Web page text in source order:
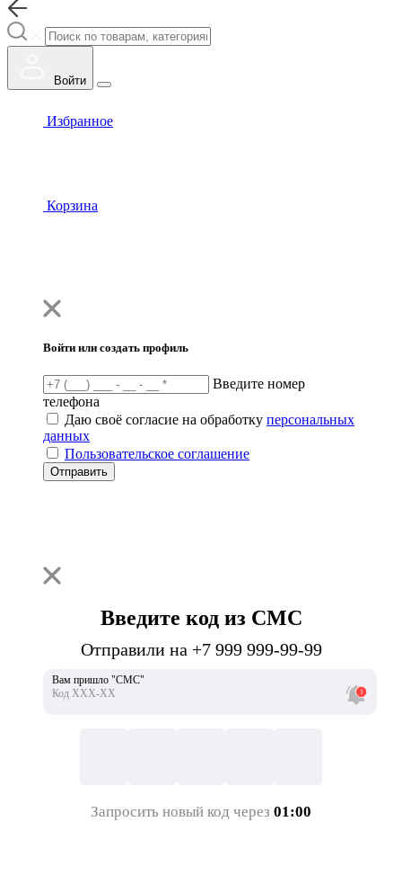
Войти
Избранное
Корзина
Войти или создать профиль
Введите номер
телефона
Даю своё согласие на обработку персональных
данных
Пользовательское соглашение
Отправить
Введите код из СМС
Отправили на +7 999 999-99-99
Вам пришло "СМС"
Код ХХХ-ХХ
Запросить новый код через 01:00